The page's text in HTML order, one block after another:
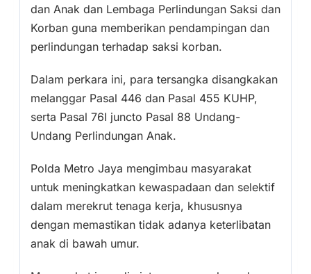
dan Anak dan Lembaga Perlindungan Saksi dan
Korban guna memberikan pendampingan dan
perlindungan terhadap saksi korban.
Dalam perkara ini, para tersangka disangkakan
melanggar Pasal 446 dan Pasal 455 KUHP,
serta Pasal 76I juncto Pasal 88 Undang-
Undang Perlindungan Anak.
Polda Metro Jaya mengimbau masyarakat
untuk meningkatkan kewaspadaan dan selektif
dalam merekrut tenaga kerja, khususnya
dengan memastikan tidak adanya keterlibatan
anak di bawah umur.